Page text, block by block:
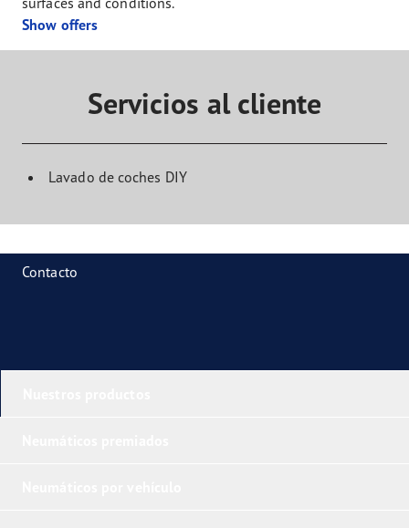
Show offers
Servicios al cliente
Lavado de coches DIY
Contacto